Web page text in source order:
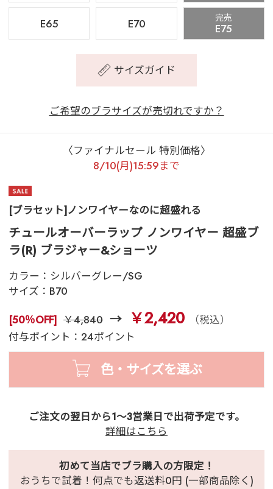
E65 E70 完売
E75
サイズガイド
ご希望のブラサイズが売切れですか？
〈ファイナルセール 特別価格〉
8/10(月)15:59まで
[ブラセット]ノンワイヤーなのに超盛れる
チュールオーバーラップ ノンワイヤー 超盛ブ
ラ(R) ブラジャー&ショーツ
カラー： シルバーグレー/SG
サイズ： B70
[50％OFF] ￥4,840 ￥2,420
（税込）
付与ポイント：24ポイント
色・サイズを選ぶ
ご注文の翌日から1～3営業日で出荷予定です。
詳細はこちら
初めて当店でブラ購入の方限定！
おうちで試着！何点でも返送料0円 (一部商品除く)